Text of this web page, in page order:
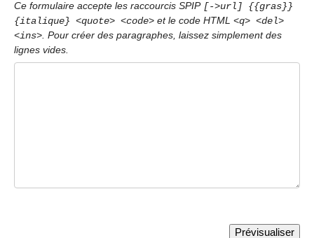
Ce formulaire accepte les raccourcis SPIP [->url] {{gras}}
{italique} <quote> <code> et le code HTML <q> <del>
<ins>. Pour créer des paragraphes, laissez simplement des
lignes vides.